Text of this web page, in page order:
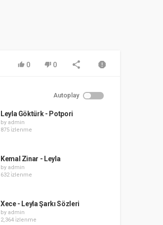
0 0
Autoplay
Leyla Göktürk - Potpori
by admin
875 i̇zlenme
Kemal Zinar - Leyla
by admin
632 i̇zlenme
Xece - Leyla Şarkı Sözleri
by admin
2,364 i̇zlenme